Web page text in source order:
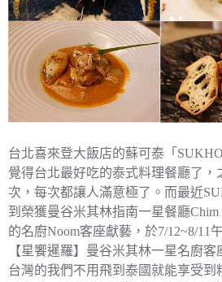
台北喜來登大飯店的蘇可泰「
覺得台北最好吃的泰式料理餐廳了，
次，每次都讓人滿意極了。而最近
到榮獲曼谷米其林指南一星餐廳Chim
的名廚Noom客座獻藝，於7/12~8/11
【星饗暹羅】曼谷米其林一星名廚
台灣的我們不用飛到泰國就能享受到